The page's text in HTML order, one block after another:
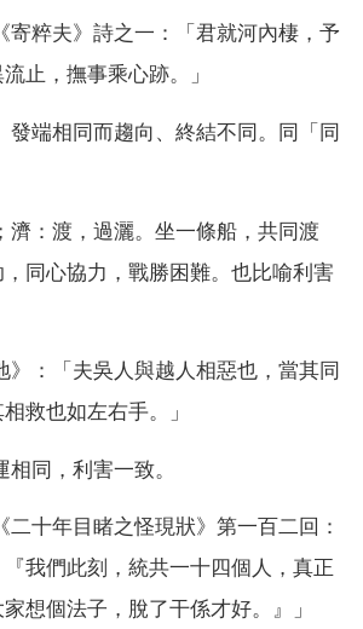
寄粹夫》詩之一：「君就河內棲，予
止，撫事乘心跡。」
發端相同而趨向、終結不同。同「同
濟：渡，過灑。坐一條船，共同渡
同心協力，戰勝困難。也比喻利害
》：「夫吳人與越人相惡也，當其同
救也如左右手。」
同，利害一致。
二十年目睹之怪現狀》第一百二回：
『我們此刻，統共一十四個人，真正
想個法子，脫了干係才好。』」